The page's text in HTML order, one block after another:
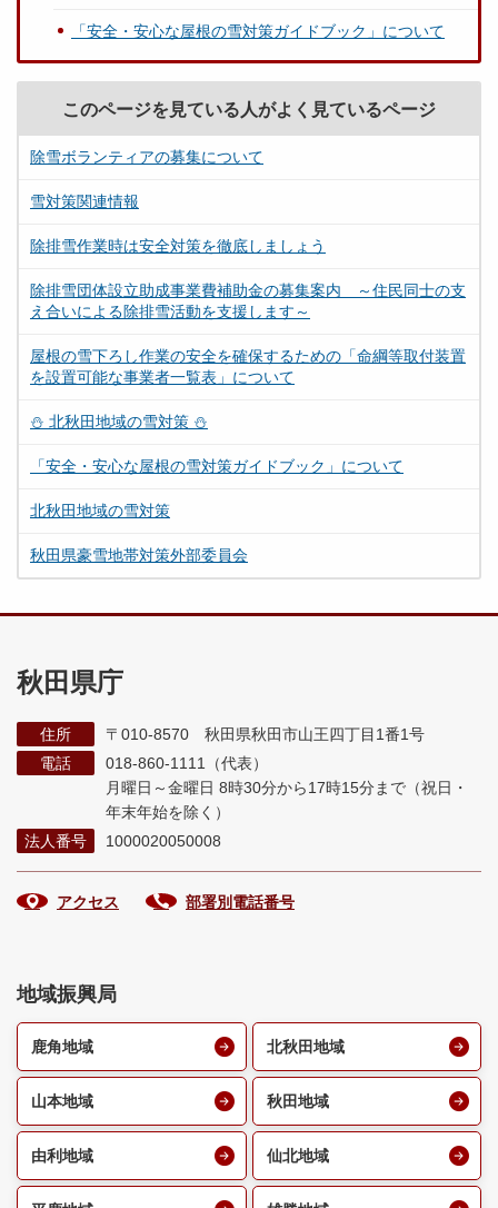
「安全・安心な屋根の雪対策ガイドブック」について
このページを見ている人がよく見ているページ
除雪ボランティアの募集について
雪対策関連情報
除排雪作業時は安全対策を徹底しましょう
除排雪団体設立助成事業費補助金の募集案内 ～住民同士の支
え合いによる除排雪活動を支援します～
屋根の雪下ろし作業の安全を確保するための「命綱等取付装置
を設置可能な事業者一覧表」について
⛄ 北秋田地域の雪対策 ⛄
「安全・安心な屋根の雪対策ガイドブック」について
北秋田地域の雪対策
秋田県豪雪地帯対策外部委員会
秋田県庁
住所
〒010-8570 秋田県秋田市山王四丁目1番1号
電話
018-860-1111（代表）
月曜日～金曜日 8時30分から17時15分まで （祝日・
年末年始を除く）
法人番号
1000020050008
アクセス 部署別電話番号
地域振興局
鹿角地域 北秋田地域
山本地域 秋田地域
由利地域 仙北地域